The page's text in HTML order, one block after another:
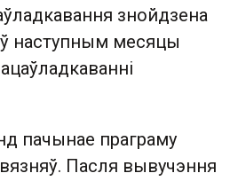
знойдзена
наступным месяцы
пачынае праграму
Пасля вывучэння